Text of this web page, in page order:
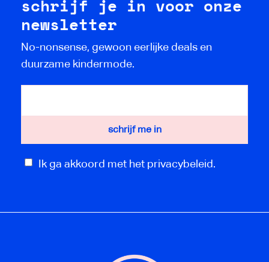
schrijf je in voor onze
newsletter
No-nonsense, gewoon eerlijke deals en
duurzame kindermode.
Ik ga akkoord met het privacybeleid.